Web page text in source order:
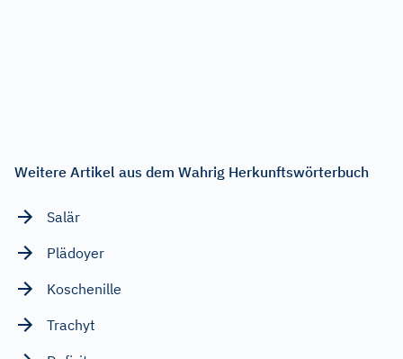
Weitere Artikel aus dem Wahrig Herkunftswörterbuch
Salär
Plädoyer
Koschenille
Trachyt